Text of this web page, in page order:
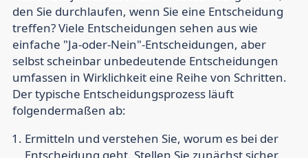
den Sie durchlaufen, wenn Sie eine Entscheidung
treffen? Viele Entscheidungen sehen aus wie
einfache "Ja-oder-Nein"-Entscheidungen, aber
selbst scheinbar unbedeutende Entscheidungen
umfassen in Wirklichkeit eine Reihe von Schritten.
Der typische Entscheidungsprozess läuft
folgendermaßen ab:
Ermitteln und verstehen Sie, worum es bei der